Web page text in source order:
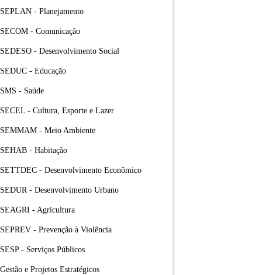
SEPLAN - Planejamento
SECOM - Comunicação
SEDESO - Desenvolvimento Social
SEDUC - Educação
SMS - Saúde
SECEL - Cultura, Esporte e Lazer
SEMMAM - Meio Ambiente
SEHAB - Habitação
SETTDEC - Desenvolvimento Econômico
SEDUR - Desenvolvimento Urbano
SEAGRI - Agricultura
SEPREV - Prevenção à Violência
SESP - Serviços Públicos
Gestão e Projetos Estratégicos